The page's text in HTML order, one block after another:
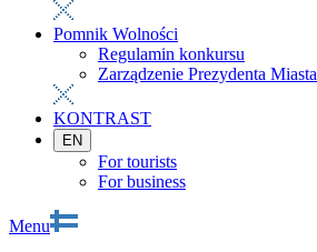
Pomnik Wolności
Regulamin konkursu
Zarządzenie Prezydenta Miasta
KONTRAST
EN
For tourists
For business
Menu